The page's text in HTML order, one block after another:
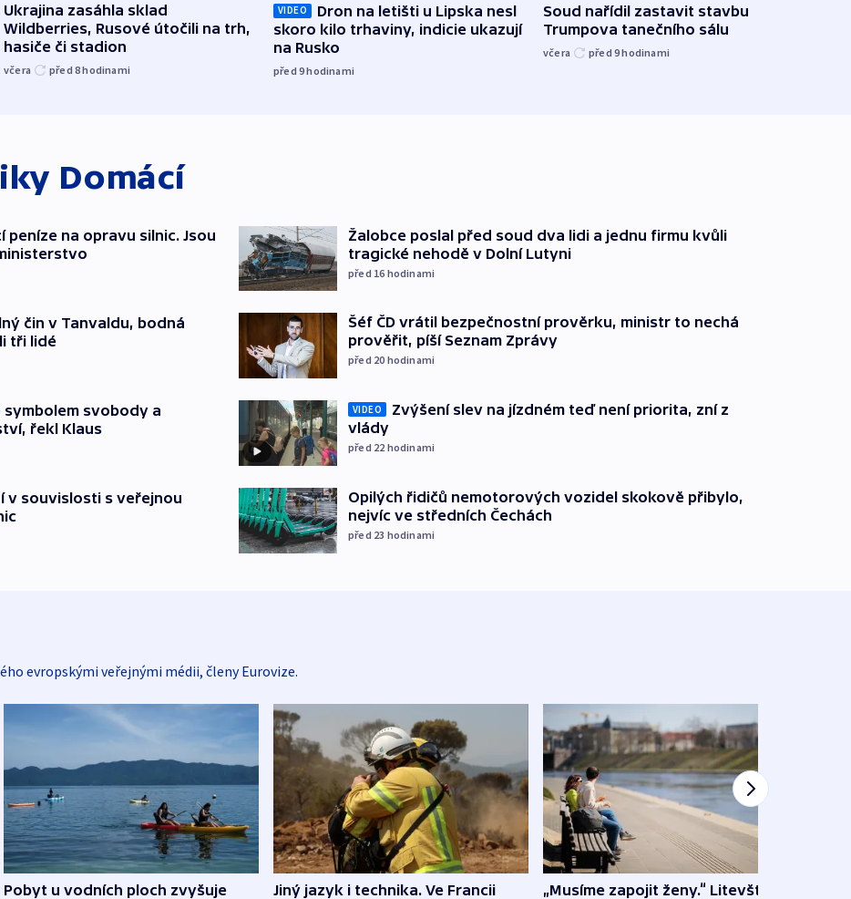
Ukrajina zasáhla sklad
Wildberries, Rusové útočili na trh,
hasiče či stadion
včera před 8hodinami
VIDEO
Dron na letišti u Lipska nesl
skoro kilo trhaviny, indicie ukazují
na Rusko
před 9hodinami
Soud nařídil zastavit stavbu
Trumpova tanečního sálu
včera před 9hodinami
Domácí
peníze na opravu silnic. Jsou
čin v Tanvaldu, bodná
tři lidé
symbolem svobody a
řekl Klaus
v souvislosti s veřejnou
Žalobce poslal před soud dva lidi a jednu firmu kvůli
tragické nehodě v Dolní Lutyni
před 16 hodinami
Šéf ČD vrátil bezpečnostní prověrku, ministr to nechá
prověřit, píší Seznam Zprávy
před 20 hodinami
VIDEO
Zvýšení slev na jízdném teď není priorita, zní z
vlády
před 22 hodinami
Opilých řidičů nemotorových vozidel skokově přibylo,
nejvíc ve středních Čechách
před 23 hodinami
evropskými veřejnými médii, členy Eurovize.
Pobyt u vodních ploch zvyšuje Jiný jazyk i technika. Ve Francii „Musíme zapojit ženy.“ Litevští